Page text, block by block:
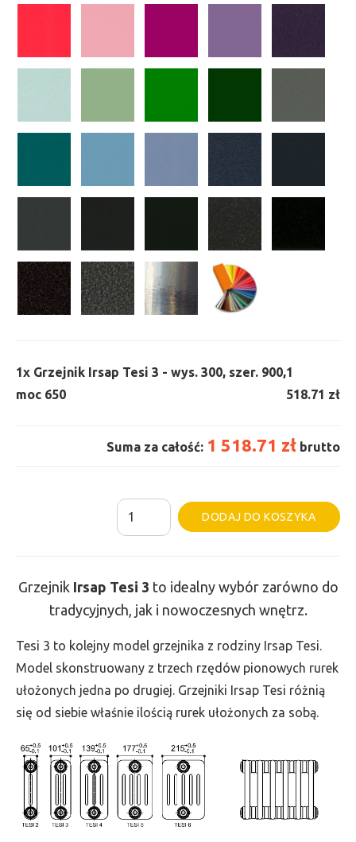
1x Grzejnik Irsap Tesi 3 - wys. 300, szer. 900,
moc 650
1
518.71 zł
Suma za całość: 1 518.71 zł brutto
ilość
Grzejnik
-
wys.
300,
szer.
900,
650
DODAJ DO KOSZYKA
Grzejnik Irsap Tesi 3 to idealny wybór zarówno do
tradycyjnych, jak i nowoczesnych wnętrz.
Tesi 3 to kolejny model grzejnika z rodziny Irsap Tesi.
Model skonstruowany z trzech rzędów pionowych rurek
ułożonych jedna po drugiej. Grzejniki Irsap Tesi różnią
się od siebie właśnie ilością rurek ułożonych za sobą.